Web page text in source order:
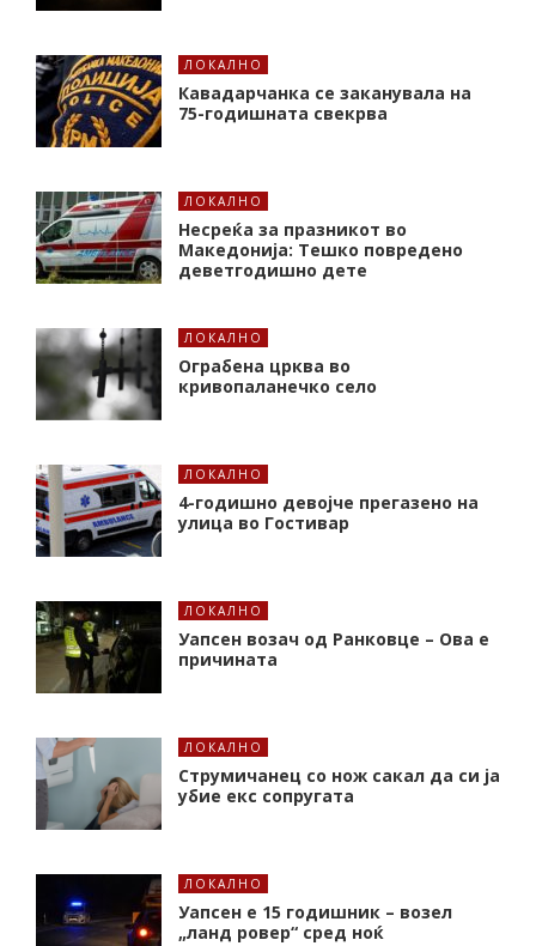
ЛОКАЛНО
Кавадарчанка се заканувала на
75-годишната свекрва
ЛОКАЛНО
Несреќа за празникот во
Македонија: Тешко повредено
деветгодишно дете
ЛОКАЛНО
Ограбена црква во
кривопаланечко село
ЛОКАЛНО
4-годишно девојче прегазено на
улица во Гостивар
ЛОКАЛНО
Уапсен возач од Ранковце – Ова е
причината
ЛОКАЛНО
Струмичанец со нож сакал да си ја
убие екс сопругата
ЛОКАЛНО
Уапсен е 15 годишник – возел
„ланд ровер“ сред ноќ